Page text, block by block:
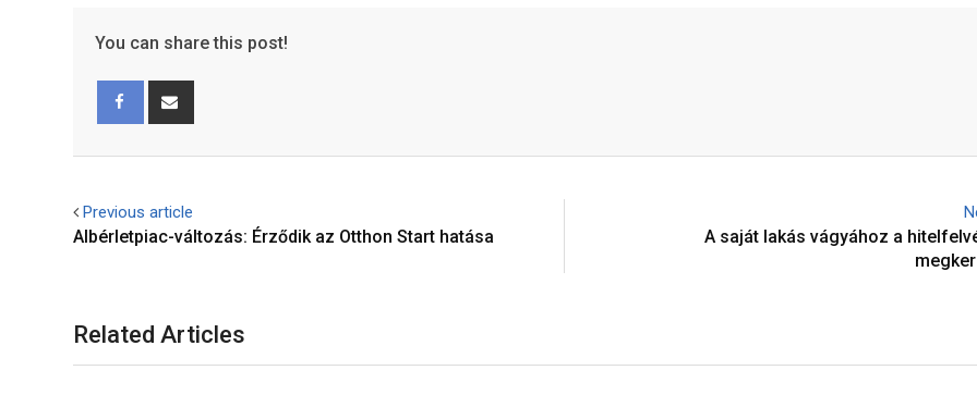
You can share this post!
Previous article
Albérletpiac-változás: Érződik az Otthon Start hatása
A saját lakás vágyához a
Related Articles